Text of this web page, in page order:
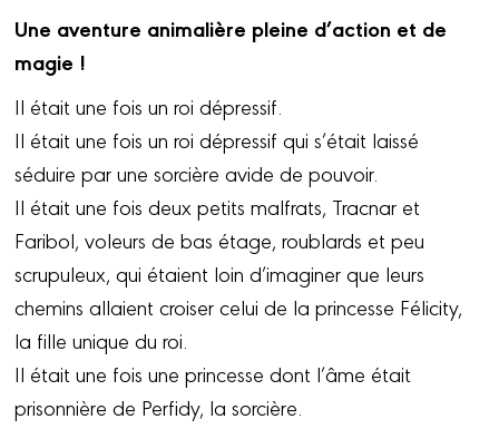
Une aventure animalière pleine d’action et de
magie !
Il était une fois un roi dépressif.
Il était une fois un roi dépressif qui s’était laissé
séduire par une sorcière avide de pouvoir.
Il était une fois deux petits malfrats, Tracnar et
Faribol, voleurs de bas étage, roublards et peu
scrupuleux, qui étaient loin d’imaginer que leurs
chemins allaient croiser celui de la princesse Félicity,
la fille unique du roi.
Il était une fois une princesse dont l’âme était
prisonnière de Perfidy, la sorcière.